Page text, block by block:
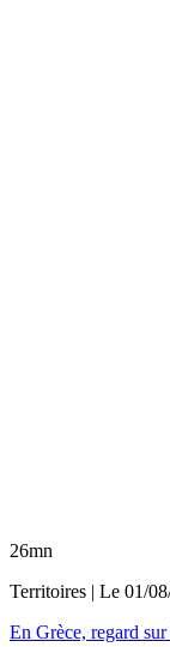
26mn
Territoires | Le 01/
En Grèce, regard